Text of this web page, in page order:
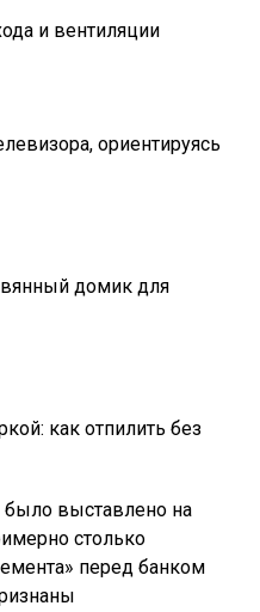
и вентиляции
ориентируясь
домик для
как отпилить без
выставлено на
столько
перед банком